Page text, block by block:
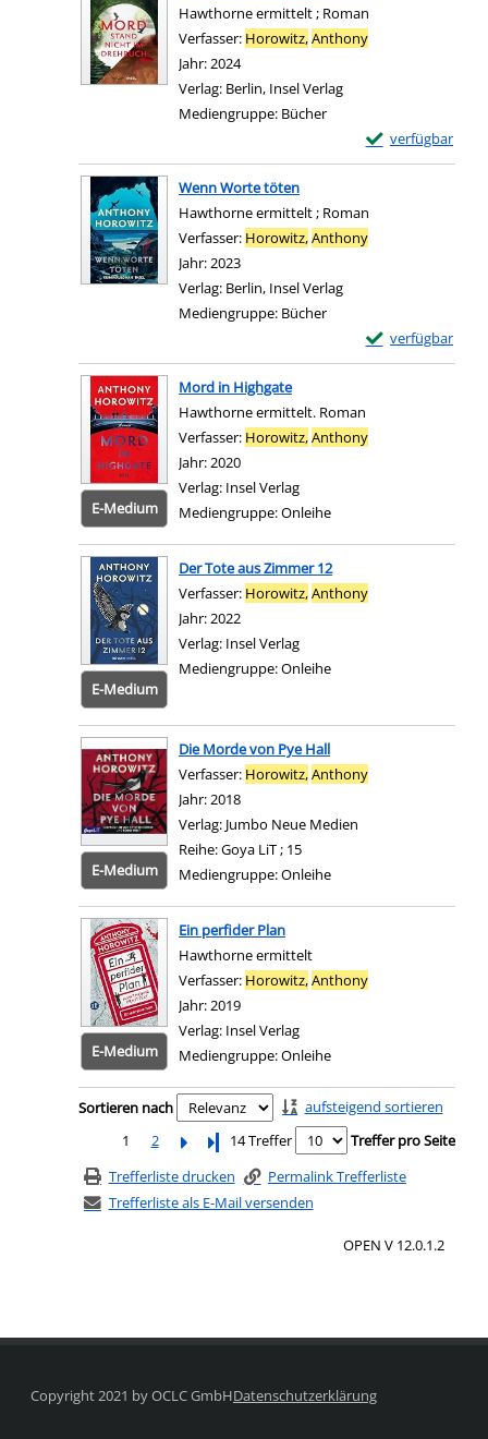
Hawthorne ermittelt ; Roman
Verfasser: Horowitz,Anthony
Jahr:2024
Verlag: Berlin, Insel Verlag
Mediengruppe: Bücher
verfügbar
Exemplar-
Zum Download
Wenn Worte töten
Hawthorne ermittelt ; Roman
Verfasser: Horowitz,Anthony
Jahr:2023
Verlag: Berlin, Insel Verlag
Mediengruppe: Bücher
verfügbar
Exemplar-
Zum Download
E-Medium
Mord in Highgate
Hawthorne ermittelt. Roman
Verfasser: Horowitz,Anthony
Jahr:2020
Verlag: Insel Verlag
Mediengruppe:Onleihe
E-Medium
Der Tote aus Zimmer 12
Verfasser: Horowitz,Anthony
Jahr:2022
Verlag: Insel Verlag
Mediengruppe:Onleihe
E-Medium
Die Morde von Pye Hall
Verfasser: Horowitz,Anthony
Jahr:2018
Verlag: Jumbo Neue Medien
Reihe:Goya LiT ; 15
Mediengruppe:Onleihe
E-Medium
Ein perfider Plan
Hawthorne ermittelt
Verfasser: Horowitz,Anthony
Jahr:2019
Verlag: Insel Verlag
Mediengruppe:Onleihe
Zu den Suchfiltern springen
Sortieren nach
aufsteigend sortieren
1
2 Letzte Seite
14 Treffer
Treffer pro Seite
Trefferliste drucken
Permalink Trefferliste
Trefferliste als E-Mail versenden
OPEN V 12.0.1.2
Copyright 2021 by OCLC GmbHDatenschutzerklärung